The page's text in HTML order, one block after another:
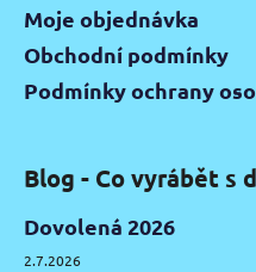
Moje objednávka
Obchodní podmínky
Podmínky ochrany
Blog - Co vyrábět s
Dovolená 2026
2.7.2026